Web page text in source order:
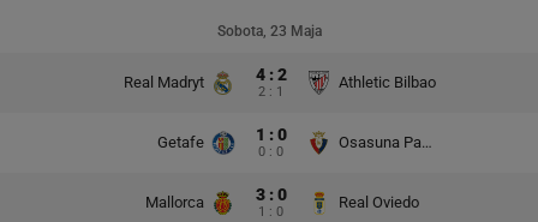
Sobota, 23 Maja
Real Madryt 4 : 2
2 : 1
Athletic Bilbao
Getafe 1 : 0
0 : 0
Osasuna Pampeluna
Mallorca 3 : 0
1 : 0
Real Oviedo